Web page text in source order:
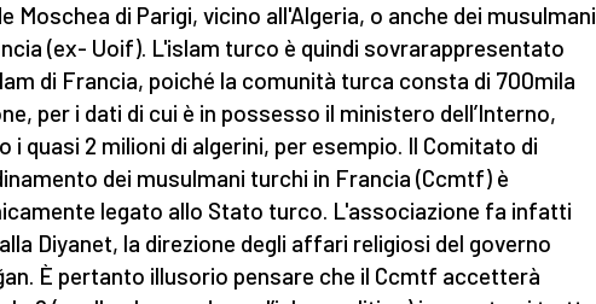
Moschea di Parigi, vicino all'Algeria, o anche dei musulmani
(ex- Uoif). L'islam turco è quindi sovrarappresentato
di Francia, poiché la comunità turca consta di 700mila
per i dati di cui è in possesso il ministero dell’Interno,
i quasi 2 milioni di algerini, per esempio. Il Comitato di
dei musulmani turchi in Francia (Ccmtf) è
legato allo Stato turco. L'associazione fa infatti
Diyanet, la direzione degli affari religiosi del governo
È pertanto illusorio pensare che il Ccmtf accetterà